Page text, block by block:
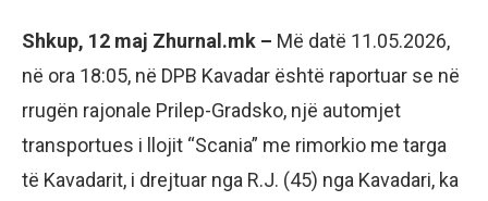
Shkup, 12 maj Zhurnal.mk – Më datë 11.05.2026,
në ora 18:05, në DPB Kavadar është raportuar se në
rrugën rajonale Prilep-Gradsko, një automjet
transportues i llojit “Scania” me rimorkio me targa
të Kavadarit, i drejtuar nga R.J. (45) nga Kavadari, ka